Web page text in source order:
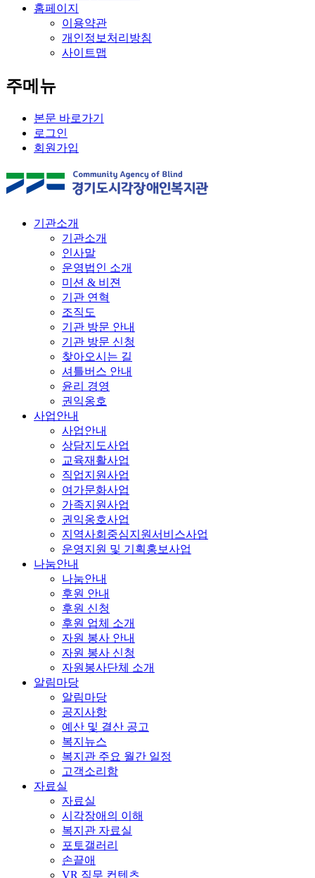
홈페이지
이용약관
개인정보처리방침
사이트맵
주메뉴
본문 바로가기
로그인
회원가입
기관소개
기관소개
인사말
운영법인 소개
미션 & 비젼
기관 연혁
조직도
기관 방문 안내
기관 방문 신청
찾아오시는 길
셔틀버스 안내
윤리 경영
권익옹호
사업안내
사업안내
상담지도사업
교육재활사업
직업지원사업
여가문화사업
가족지원사업
권익옹호사업
지역사회중심지원서비스사업
운영지원 및 기획홍보사업
나눔안내
나눔안내
후원 안내
후원 신청
후원 업체 소개
자원 봉사 안내
자원 봉사 신청
자원봉사단체 소개
알림마당
알림마당
공지사항
예산 및 결산 공고
복지뉴스
복지관 주요 월간 일정
고객소리함
자료실
자료실
시각장애의 이해
복지관 자료실
포토갤러리
손끝애
VR 직무 컨텐츠